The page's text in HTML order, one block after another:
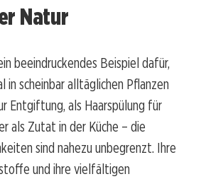
Natur
beeindruckendes Beispiel dafür,
scheinbar alltäglichen Pflanzen
Entgiftung, als Haarspülung für
als Zutat in der Küche – die
sind nahezu unbegrenzt. Ihre
und ihre vielfältigen